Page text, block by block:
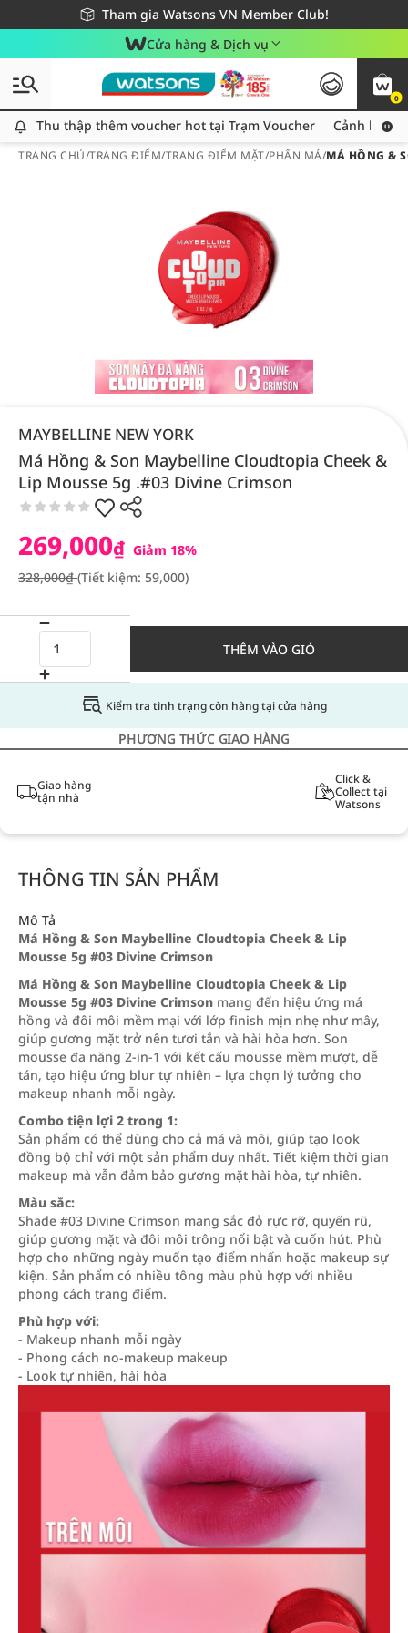
Tham gia Watsons VN Member Club!
Miễn phí giao hàng cho đơn hàng từ 249,000Đ
Giao hàng nhanh 24h - Áp dụng khu vực TP. Hồ Chí Minh
Cửa hàng & Dịch vụ
0
Thu thập thêm voucher hot tại Trạm Voucher
Thu thập thêm voucher hot tại Trạm Voucher Cảnh báo
TRANG CHỦ/TRANG ĐIỂM/TRANG ĐIỂM MẶT/PHẤN MÁ/MÁ HỒNG &
MAYBELLINE NEW YORK
Má Hồng & Son Maybelline Cloudtopia Cheek &
Lip Mousse 5g .#03 Divine Crimson
269,000₫ Giảm 18%
328,000₫(Tiết kiệm: 59,000)
THÊM VÀO GIỎ
Kiểm tra tình trạng còn hàng tại cửa hàng
PHƯƠNG THỨC GIAO HÀNG
Giao hàng
tận nhà
Click &
Collect tại
Watsons
THÔNG TIN SẢN PHẨM
Mô Tả
Má Hồng & Son Maybelline Cloudtopia Cheek & Lip
Mousse 5g #03 Divine Crimson
Má Hồng & Son Maybelline Cloudtopia Cheek & Lip
Mousse 5g #03 Divine Crimson mang đến hiệu ứng má
hồng và đôi môi mềm mại với lớp finish mịn nhẹ như mây,
giúp gương mặt trở nên tươi tắn và hài hòa hơn. Son
mousse đa năng 2-in-1 với kết cấu mousse mềm mượt, dễ
tán, tạo hiệu ứng blur tự nhiên – lựa chọn lý tưởng cho
makeup nhanh mỗi ngày.
Combo tiện lợi 2 trong 1:
Sản phẩm có thể dùng cho cả má và môi, giúp tạo look
đồng bộ chỉ với một sản phẩm duy nhất. Tiết kiệm thời gian
makeup mà vẫn đảm bảo gương mặt hài hòa, tự nhiên.
Màu sắc:
Shade #03 Divine Crimson mang sắc đỏ rực rỡ, quyến rũ,
giúp gương mặt và đôi môi trông nổi bật và cuốn hút. Phù
hợp cho những ngày muốn tạo điểm nhấn hoặc makeup sự
kiện. Sản phẩm có nhiều tông màu phù hợp với nhiều
phong cách trang điểm.
Phù hợp với:
- Makeup nhanh mỗi ngày
- Phong cách no-makeup makeup
- Look tự nhiên, hài hòa